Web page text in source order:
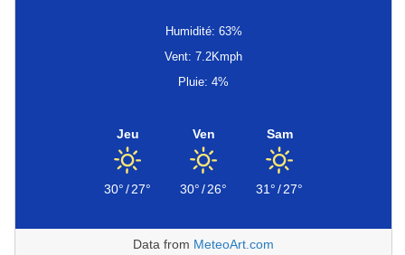
Humidité: 63%
Vent: 7.2Kmph
Pluie: 4%
Jeu
30°/27°
Ven
30°/26°
Sam
31°/27°
Data from MeteoArt.com